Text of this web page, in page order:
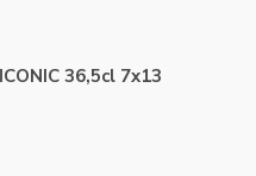
36,5cl 7x13